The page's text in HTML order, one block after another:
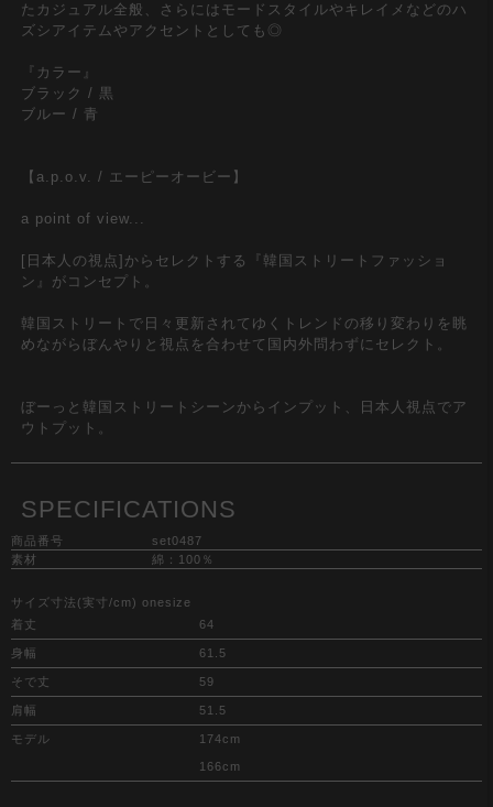
たカジュアル全般、さらにはモードスタイルやキレイメなどのハ
ズシアイテムやアクセントとしても◎
『カラー』
ブラック / 黒
ブルー / 青
【a.p.o.v. / エーピーオービー】
a point of view...
[日本人の視点]からセレクトする『韓国ストリートファッショ
ン』がコンセプト。
韓国ストリートで日々更新されてゆくトレンドの移り変わりを眺
めながらぼんやりと視点を合わせて国内外問わずにセレクト。
ぼーっと韓国ストリートシーンからインプット、日本人視点でア
ウトプット。
SPECIFICATIONS
商品番号
set0487
素材
綿：100％
サイズ寸法(実寸/cm) onesize
着丈
64
身幅 61.5
そで丈 59
肩幅 51.5
モデル 174cm
166cm